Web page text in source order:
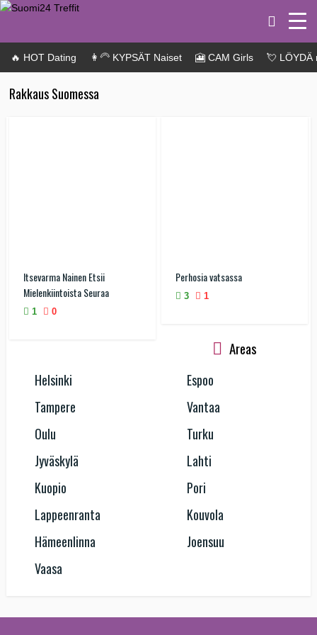
🔥 HOT Dating 👩‍🦳 KYPSÄT Naiset 🎦 CAM Girls 💘 LÖYDÄ
Rakkaus Suomessa
Itsevarma Nainen Etsii
Mielenkiintoista Seuraa
1 0
Perhosia vatsassa
3 1
Areas
Helsinki
Espoo
Tampere
Vantaa
Oulu
Turku
Jyväskylä
Lahti
Kuopio
Pori
Lappeenranta
Kouvola
Hämeenlinna
Joensuu
Vaasa